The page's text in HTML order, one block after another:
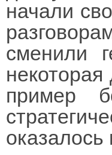
начали
сменили
пример
оказалось